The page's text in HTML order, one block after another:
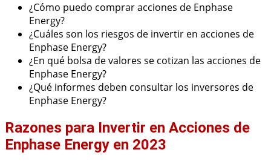
¿Cómo puedo comprar acciones de Enphase
Energy?
¿Cuáles son los riesgos de invertir en acciones de
Enphase Energy?
¿En qué bolsa de valores se cotizan las acciones de
Enphase Energy?
¿Qué informes deben consultar los inversores de
Enphase Energy?
Razones para Invertir en Acciones de
Enphase Energy en 2023